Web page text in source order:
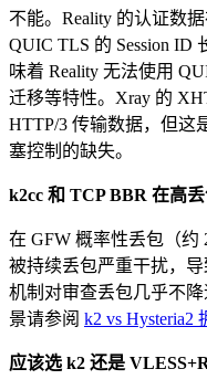
不能。Reality 的认证数
QUIC TLS 的 Session ID
味着 Reality 无法使用
迁移等特性。Xray 的
HTTP/3 传输数据，但这
塞控制的缺失。
k2cc 和 TCP BBR 在高丢
在 GFW 概率性丢包（约
被持续丢包严重干扰，
机制对审查丢包几乎不
景请参阅 k2 vs Hysteria2
应该选 k2 还是